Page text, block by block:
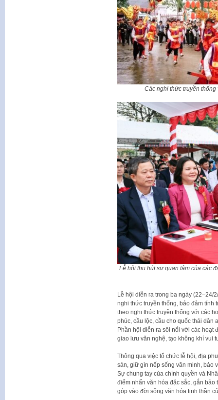
Các nghi thức truyền
Lễ hội thu hút sự quan tâm của các
Lễ hội diễn ra trong ba ngày (22–24/
nghi thức truyền thống, bảo đảm tính
theo nghi thức truyền thống với các
phúc, cầu lộc, cầu cho quốc thái dân
Phần hội diễn ra sôi nổi với các hoạt
giao lưu văn nghệ, tạo không khí vui
Thông qua việc tổ chức lễ hội, địa
sản, giữ gìn nếp sống văn minh, bảo
Sự chung tay của chính quyền và
điểm nhấn văn hóa đặc sắc, gắn
góp vào đời sống văn hóa tinh thần